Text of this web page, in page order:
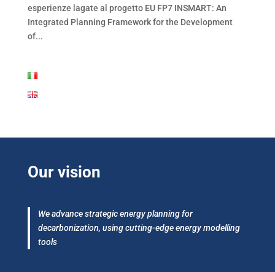
esperienze lagate al progetto EU FP7 INSMART: An
Integrated Planning Framework for the Development
of...
Our vision
We advance strategic energy planning for
decarbonization, using cutting-edge energy modelling
tools